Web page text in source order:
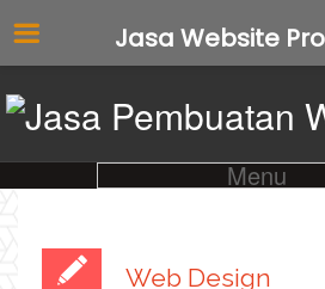
Menu
Web Design
Jasa Website